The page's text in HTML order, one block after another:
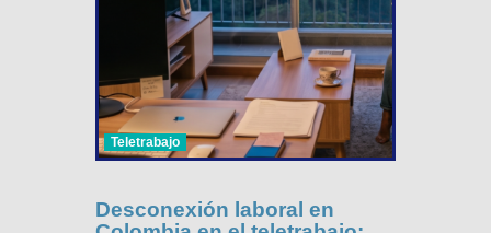
Teletrabajo
Desconexión laboral en